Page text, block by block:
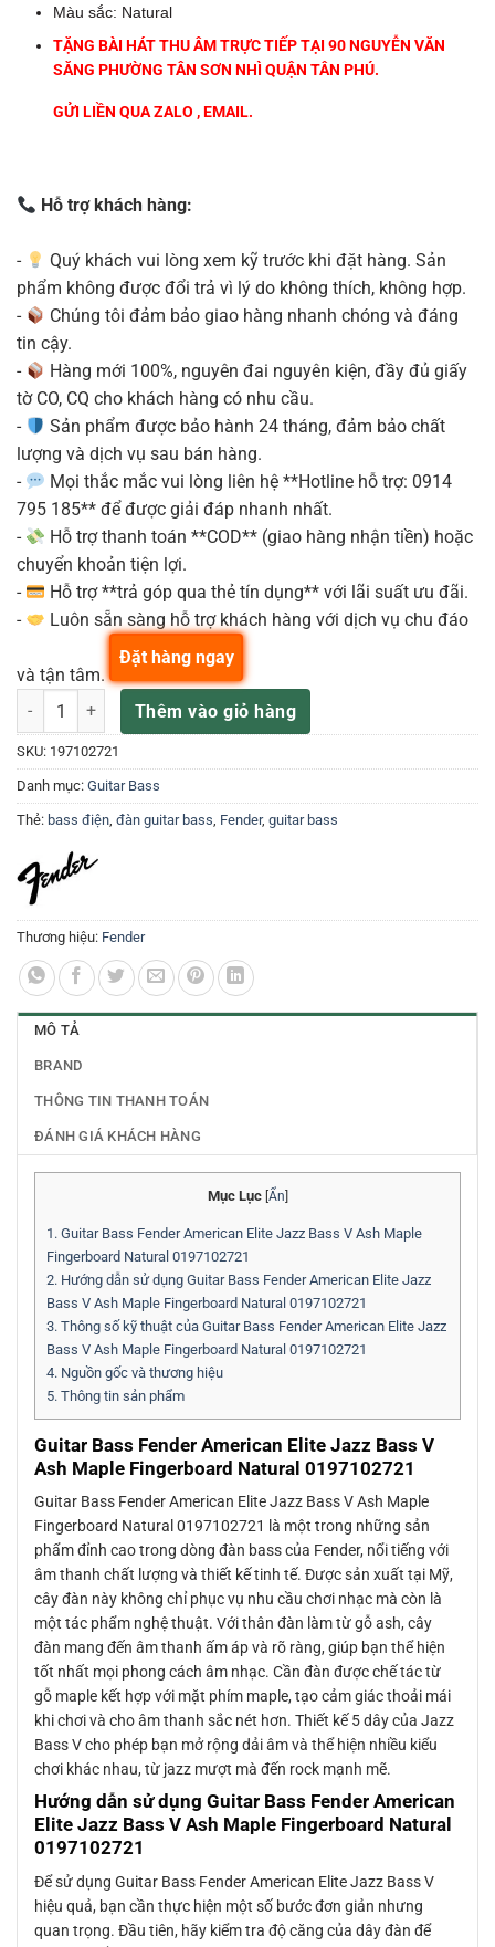
Màu sắc: Natural
TẶNG BÀI HÁT THU ÂM TRỰC TIẾP TẠI 90 NGUYỄN VĂN
SĂNG PHƯỜNG TÂN SƠN NHÌ QUẬN TÂN PHÚ.
GỬI LIỀN QUA ZALO , EMAIL.
Hỗ trợ khách hàng:
-
Quý khách vui lòng xem kỹ trước khi đặt hàng. Sản
phẩm không được đổi trả vì lý do không thích, không hợp.
-
Chúng tôi đảm bảo giao hàng nhanh chóng và đáng
tin cậy.
-
Hàng mới 100%, nguyên đai nguyên kiện, đầy đủ giấy
tờ CO, CQ cho khách hàng có nhu cầu.
-
Sản phẩm được bảo hành 24 tháng, đảm bảo chất
lượng và dịch vụ sau bán hàng.
-
Mọi thắc mắc vui lòng liên hệ **Hotline hỗ trợ: 0914
795 185** để được giải đáp nhanh nhất.
-
Hỗ trợ thanh toán **COD** (giao hàng nhận tiền) hoặc
chuyển khoản tiện lợi.
-
Hỗ trợ **trả góp qua thẻ tín dụng** với lãi suất ưu đãi.
-
Luôn sẵn sàng hỗ trợ khách hàng với dịch vụ chu đáo
và tận tâm.
Guitar Bass Fender American Elite Jazz Bass Guitar V Ash Mn Nat
Thêm vào giỏ hàng
Đặt hàng ngay
SKU: 197102721
Danh mục: Guitar Bass
Thẻ: bass điện, đàn guitar bass, Fender, guitar bass
Thương hiệu: Fender
MÔ TẢ
BRAND
THÔNG TIN THANH TOÁN
ĐÁNH GIÁ KHÁCH HÀNG
Mục Lục [Ẩn]
1. Guitar Bass Fender American Elite Jazz Bass V Ash Maple
Fingerboard Natural 0197102721
2. Hướng dẫn sử dụng Guitar Bass Fender American Elite Jazz
Bass V Ash Maple Fingerboard Natural 0197102721
3. Thông số kỹ thuật của Guitar Bass Fender American Elite Jazz
Bass V Ash Maple Fingerboard Natural 0197102721
4. Nguồn gốc và thương hiệu
5. Thông tin sản phẩm
Guitar Bass Fender American Elite Jazz Bass V
Ash Maple Fingerboard Natural 0197102721
Guitar Bass Fender American Elite Jazz Bass V Ash Maple
Fingerboard Natural 0197102721 là một trong những sản
phẩm đỉnh cao trong dòng đàn bass của Fender, nổi tiếng với
âm thanh chất lượng và thiết kế tinh tế. Được sản xuất tại Mỹ,
cây đàn này không chỉ phục vụ nhu cầu chơi nhạc mà còn là
một tác phẩm nghệ thuật. Với thân đàn làm từ gỗ ash, cây
đàn mang đến âm thanh ấm áp và rõ ràng, giúp bạn thể hiện
tốt nhất mọi phong cách âm nhạc. Cần đàn được chế tác từ
gỗ maple kết hợp với mặt phím maple, tạo cảm giác thoải mái
khi chơi và cho âm thanh sắc nét hơn. Thiết kế 5 dây của Jazz
Bass V cho phép bạn mở rộng dải âm và thể hiện nhiều kiểu
chơi khác nhau, từ jazz mượt mà đến rock mạnh mẽ.
Hướng dẫn sử dụng Guitar Bass Fender American
Elite Jazz Bass V Ash Maple Fingerboard Natural
0197102721
Để sử dụng Guitar Bass Fender American Elite Jazz Bass V
hiệu quả, bạn cần thực hiện một số bước đơn giản nhưng
quan trọng. Đầu tiên, hãy kiểm tra độ căng của dây đàn để